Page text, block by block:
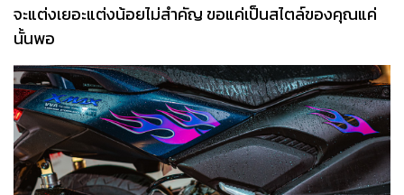
จะแต่งเยอะแต่งน้อยไม่สำคัญ ขอแค่เป็นสไตล์ของคุณแค่
นั้นพอ